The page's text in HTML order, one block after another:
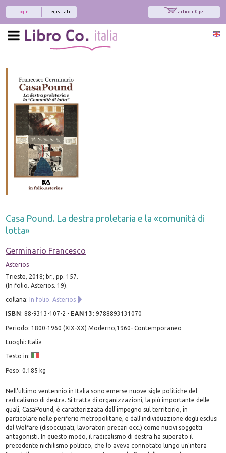
articoli: 0 pz.
registrati
login
Casa Pound. La destra proletaria e la «comunità di
lotta»
Germinario Francesco
Asterios
Trieste, 2018; br., pp. 157.
(In folio. Asterios. 19).
collana: In folio. Asterios
ISBN:88-9313-107-2 - EAN13 :9788893131070
Periodo: 1800-1960 (XIX-XX) Moderno,1960- Contemporaneo
Luoghi: Italia
Testo in:
Peso: 0.185 kg
Nell'ultimo ventennio in Italia sono emerse nuove sigle politiche del
radicalismo di destra. Si tratta di organizzazioni, la più importante delle
quali, CasaPound, è caratterizzata dall'impegno sul territorio, in
particolare nelle periferie metropolitane, e dall'individuazione degli esclusi
dal Welfare (disoccupati, lavoratori precari ecc.) come nuovi soggetti
antagonisti. In questo modo, il radicalismo di destra ha superato il
precedente nichilismo politico, che lo aveva connotato lungo un'intera